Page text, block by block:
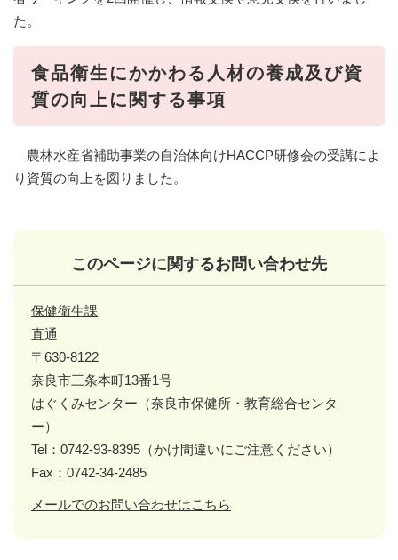
た。
食品衛生にかかわる人材の養成及び資
質の向上に関する事項
農林水産省補助事業の自治体向けHACCP研修会の受講によ
り資質の向上を図りました。
このページに関するお問い合わせ先
保健衛生課
直通
〒630-8122
奈良市三条本町13番1号
はぐくみセンター（奈良市保健所・教育総合センタ
ー）
Tel：0742-93-8395（かけ間違いにご注意ください）
Fax：0742-34-2485
メールでのお問い合わせはこちら